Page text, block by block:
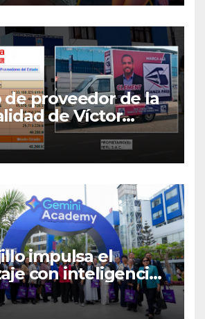
proveedor de la
de Víctor
con publicidad
de León
impulsa el
con inteligencia
través de Google